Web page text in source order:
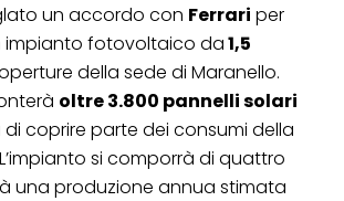
un accordo con Ferrari per
impianto fotovoltaico da1,5
della sede di Maranello.
oltre 3.800 pannelli solari
coprire parte dei consumi della
si comporrà di quattro
una produzione annua stimata